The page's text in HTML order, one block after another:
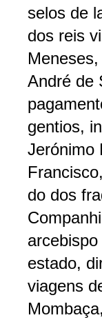
selos de
dos reis
André de
gentios,
Jerónimo
do dos
estado,
viagens